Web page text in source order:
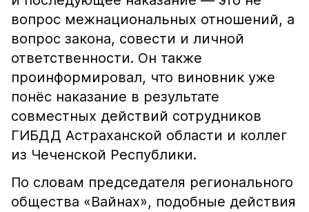
вопрос межнациональных отношений, а
вопрос закона, совести и личной
ответственности. Он также
проинформировал, что виновник уже
понёс наказание в результате
совместных действий сотрудников
ГИБДД Астраханской области и коллег
из Чеченской Республики.
По словам председателя регионального
общества «Вайнах», подобные действия